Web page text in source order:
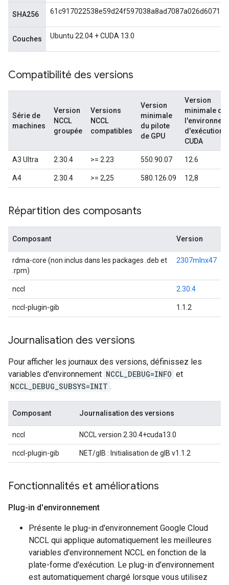
SHA256
Couches Ubuntu 22.04 + CUDA 13.0
Compatibilité des versions
Série de
machines
Version
NCCL
groupée
Versions
NCCL
compatibles
Version
minimale
du pilote
de GPU
Version
minimale de
d'exécution
CUDA
A3 Ultra 2.30.4 >= 2.23 550.90.07 12.6
A4 2.30.4 >= 2,25 580.126.09 12,8
Répartition des composants
Composant Version
rdma-core (non inclus dans les packages .deb et
.rpm)
2307mlnx47
nccl 2.30.4
nccl-plugin-gib 1.1.2
Journalisation des versions
Pour afficher les journaux des versions, définissez les
variables d'environnement NCCL_DEBUG=INFO et
NCCL_DEBUG_SUBSYS=INIT .
Composant Journalisation des versions
nccl NCCL version 2.30.4+cuda13.0
nccl-plugin-gib NET/gIB : Initialisation de gIB v1.1.2
Fonctionnalités et améliorations
Plug-in d'environnement
Présente le plug-in d'environnement Google Cloud
NCCL qui applique automatiquement les meilleures
variables d'environnement NCCL en fonction de la
plate-forme d'exécution. Le plug-in d'environnement
est automatiquement chargé lorsque vous utilisez